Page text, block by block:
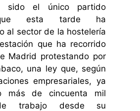
sido el único partido
esta tarde ha
al sector de la hostelería
que ha recorrido
Madrid protestando por
una ley que, según
empresariales, ya
más de cincuenta mil
trabajo desde su